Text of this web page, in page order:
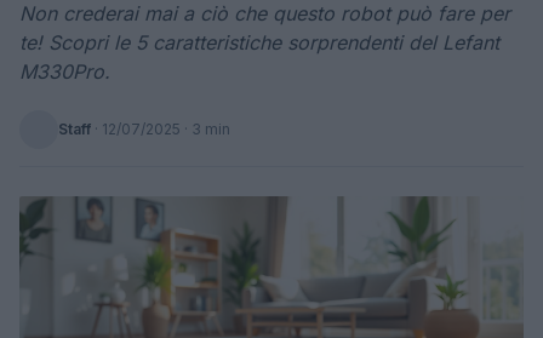
Non crederai mai a ciò che questo robot può fare per
te! Scopri le 5 caratteristiche sorprendenti del Lefant
M330Pro.
Staff · 12/07/2025 · 3 min